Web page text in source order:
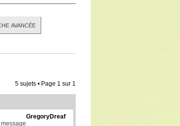
5 sujets • Page 1 sur 1
GregoryDreaf